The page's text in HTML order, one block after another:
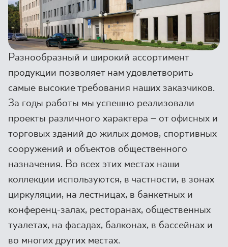
ГДЕ КУПИТЬ
О НАС
МОЙ ПРОФИЛЬ
КОНТАКТ
Разнообразный и широкий ассортимент
продукции позволяет нам удовлетворить
самые высокие требования наших заказчиков.
За годы работы мы успешно реализовали
проекты различного характера – от офисных и
торговых зданий до жилых домов, спортивных
сооружений и объектов общественного
назначения. Во всех этих местах наши
коллекции используются, в частности, в зонах
циркуляции, на лестницах, в банкетных и
конференц-залах, ресторанах, общественных
туалетах, на фасадах, балконах, в бассейнах и
во многих других местах.